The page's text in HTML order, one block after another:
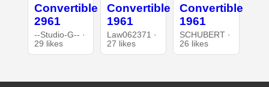
Convertible
2961
--Studio-G-- ·
29 likes
Convertible
1961
Law062371 ·
27 likes
Convertible
1961
SCHUBERT ·
26 likes